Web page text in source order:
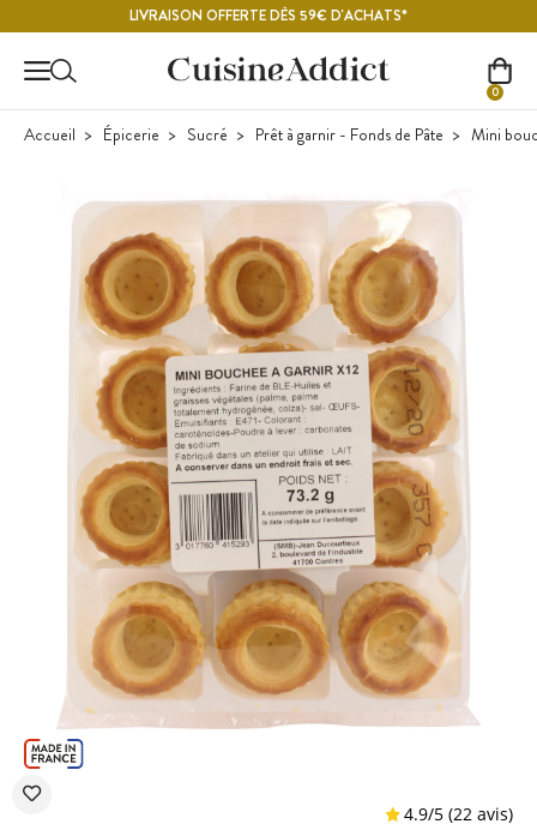
LIVRAISON OFFERTE DÈS 59€ D'ACHATS*
0
Accueil Épicerie Sucré Prêt à garnir - Fonds de Pâte Mini